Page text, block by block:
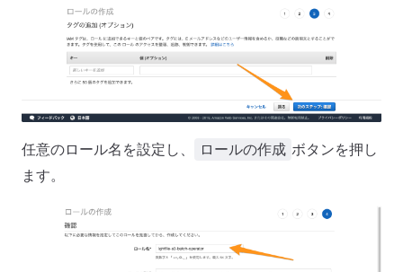
任意のロール名を設定し、 ロールの作成 ボタンを押し
ます。